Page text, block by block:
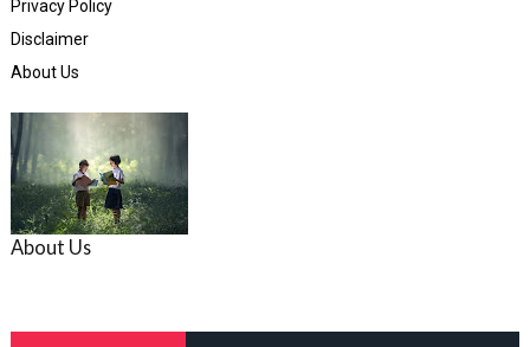
Privacy Policy
Disclaimer
About Us
About Us